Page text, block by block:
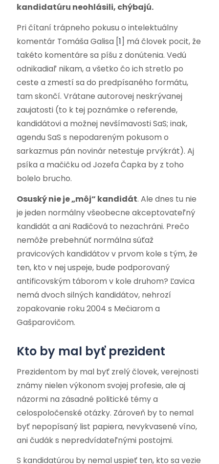
kandidatúru neohlásili, chýbajú.
Pri čítaní trápneho pokusu o intelektuálny
komentár Tomáša Galisa [1] má človek pocit, že
takéto komentáre sa píšu z donútenia. Vedú
odnikadiaľ nikam, a všetko čo ich stretlo po
ceste a zmestí sa do predpísaného formátu,
tam skončí. Vrátane autorovej neskrývanej
zaujatosti (to k tej poznámke o referende,
kandidátovi a možnej nevšímavosti SaS; inak,
agendu SaS s nepodareným pokusom o
sarkazmus pán novinár netestuje prvýkrát). Aj
psíka a mačičku od Jozefa Čapka by z toho
bolelo brucho.
Osuský nie je „môj“ kandidát. Ale dnes tu nie
je jeden normálny všeobecne akceptovateľný
kandidát a ani Radičová to nezachráni. Prečo
nemôže prebehnúť normálna súťaž
pravicových kandidátov v prvom kole s tým, že
ten, kto v nej uspeje, bude podporovaný
antificovským táborom v kole druhom? Ľavica
nemá dvoch silných kandidátov, nehrozí
zopakovanie roku 2004 s Mečiarom a
Gašparovičom.
Kto by mal byť prezident
Prezidentom by mal byť zrelý človek, verejnosti
známy nielen výkonom svojej profesie, ale aj
názormi na zásadné politické témy a
celospoločenské otázky. Zároveň by to nemal
byť nepopísaný list papiera, nevykvasené víno,
ani čudák s nepredvídateľnými postojmi.
S kandidatúrou by nemal uspieť ten, kto sa vezie